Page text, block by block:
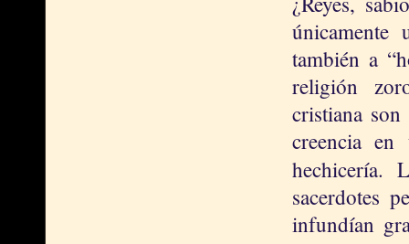
únicamente
también a
religión
cristiana
creencia
hechicería.
sacerdotes
infundían